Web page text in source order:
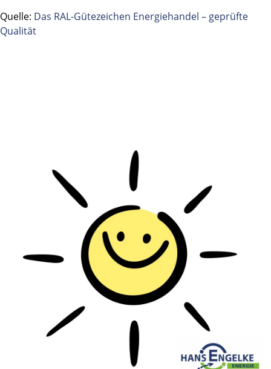
Quelle: Das RAL-Gütezeichen Energiehandel – geprüfte
Qualität